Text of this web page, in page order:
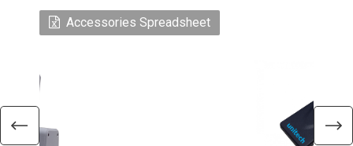
Accessories Spreadsheet